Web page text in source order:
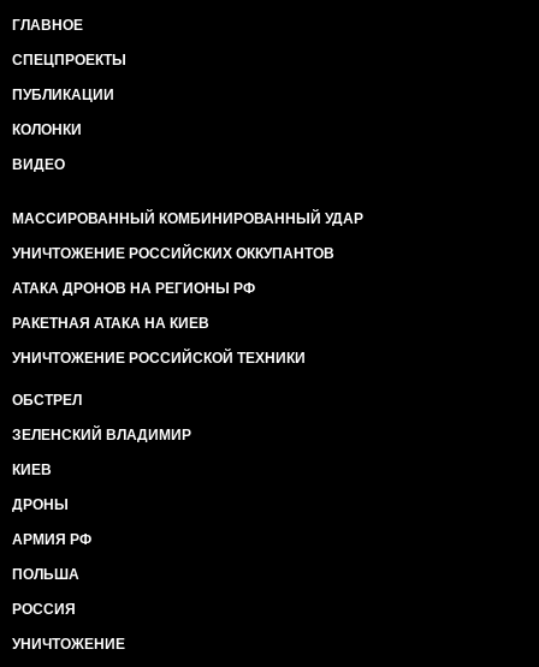
ГЛАВНОЕ
СПЕЦПРОЕКТЫ
ПУБЛИКАЦИИ
КОЛОНКИ
ВИДЕО
МАССИРОВАННЫЙ КОМБИНИРОВАННЫЙ УДАР
УНИЧТОЖЕНИЕ РОССИЙСКИХ ОККУПАНТОВ
АТАКА ДРОНОВ НА РЕГИОНЫ РФ
РАКЕТНАЯ АТАКА НА КИЕВ
УНИЧТОЖЕНИЕ РОССИЙСКОЙ ТЕХНИКИ
ОБСТРЕЛ
ЗЕЛЕНСКИЙ ВЛАДИМИР
КИЕВ
ДРОНЫ
АРМИЯ РФ
ПОЛЬША
РОССИЯ
УНИЧТОЖЕНИЕ